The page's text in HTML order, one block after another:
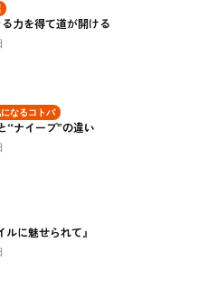
力を得て道が開ける
なるコトバ
“ナイーブ”の違い
ルに魅せられて』